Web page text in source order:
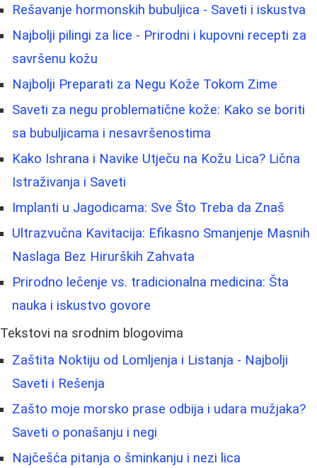
Rešavanje hormonskih bubuljica - Saveti i iskustva
Najbolji pilingi za lice - Prirodni i kupovni recepti za
savršenu kožu
Najbolji Preparati za Negu Kože Tokom Zime
Saveti za negu problematične kože: Kako se boriti
sa bubuljicama i nesavršenostima
Kako Ishrana i Navike Utječu na Kožu Lica? Lična
Istraživanja i Saveti
Implanti u Jagodicama: Sve Što Treba da Znaš
Ultrazvučna Kavitacija: Efikasno Smanjenje Masnih
Naslaga Bez Hirurških Zahvata
Prirodno lečenje vs. tradicionalna medicina: Šta
nauka i iskustvo govore
Tekstovi na srodnim blogovima
Zaštita Noktiju od Lomljenja i Listanja - Najbolji
Saveti i Rešenja
Zašto moje morsko prase odbija i udara mužjaka?
Saveti o ponašanju i negi
Najčešća pitanja o šminkanju i nezi lica